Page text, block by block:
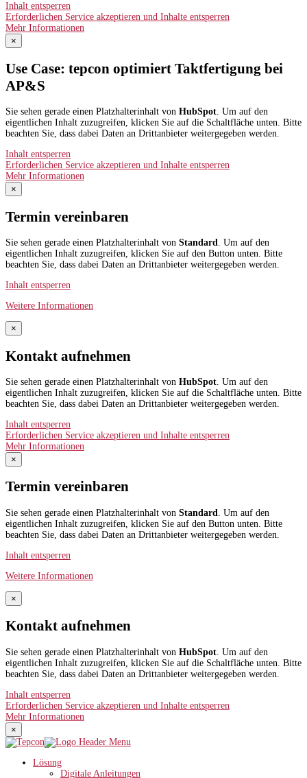
Inhalt entsperren
Erforderlichen Service akzeptieren und Inhalte entsperren
Mehr Informationen
×
Use Case: tepcon optimiert Taktfertigung bei
AP&S​
Sie sehen gerade einen Platzhalterinhalt von HubSpot. Um auf den
eigentlichen Inhalt zuzugreifen, klicken Sie auf die Schaltfläche unten. Bitte
beachten Sie, dass dabei Daten an Drittanbieter weitergegeben werden.
Inhalt entsperren
Erforderlichen Service akzeptieren und Inhalte entsperren
Mehr Informationen
×
Termin vereinbaren
Sie sehen gerade einen Platzhalterinhalt von Standard. Um auf den
eigentlichen Inhalt zuzugreifen, klicken Sie auf den Button unten. Bitte
beachten Sie, dass dabei Daten an Drittanbieter weitergegeben werden.
Inhalt entsperren
Weitere Informationen
×
Kontakt aufnehmen
Sie sehen gerade einen Platzhalterinhalt von HubSpot . Um auf den
eigentlichen Inhalt zuzugreifen, klicken Sie auf die Schaltfläche unten. Bitte
beachten Sie, dass dabei Daten an Drittanbieter weitergegeben werden.
Inhalt entsperren
Erforderlichen Service akzeptieren und Inhalte entsperren
Mehr Informationen
×
Termin vereinbaren
Sie sehen gerade einen Platzhalterinhalt von Standard
. Um auf den
eigentlichen Inhalt zuzugreifen, klicken Sie auf den Button unten. Bitte
beachten Sie, dass dabei Daten an Drittanbieter weitergegeben werden.
Inhalt entsperren
Weitere Informationen
×
Kontakt aufnehmen
Sie sehen gerade einen Platzhalterinhalt von HubSpot . Um auf den
eigentlichen Inhalt zuzugreifen, klicken Sie auf die Schaltfläche unten. Bitte
beachten Sie, dass dabei Daten an Drittanbieter weitergegeben werden.
Inhalt entsperren
Erforderlichen Service akzeptieren und Inhalte entsperren
Mehr Informationen
×
Lösung
Digitale Anleitungen